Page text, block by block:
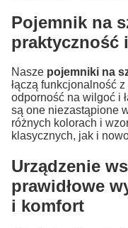
Pojemnik na
praktyczność
Nasze pojemniki na
łączą funkcjonalność z
odporność na wilgoć i
są one niezastąpione
różnych kolorach i
klasycznych, jak i
Urządzenie
prawidłowe
i komfort